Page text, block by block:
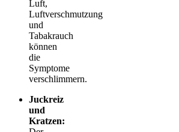
Luft,
Luftverschmutzung
und
Tabakrauch
können
die
Symptome
verschlimmern.
Juckreiz
und
Kratzen: